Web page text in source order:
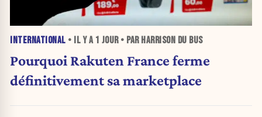
INTERNATIONAL • IL Y A 1 JOUR• PAR HARRISON DU BUS
Pourquoi Rakuten France ferme
définitivement sa marketplace